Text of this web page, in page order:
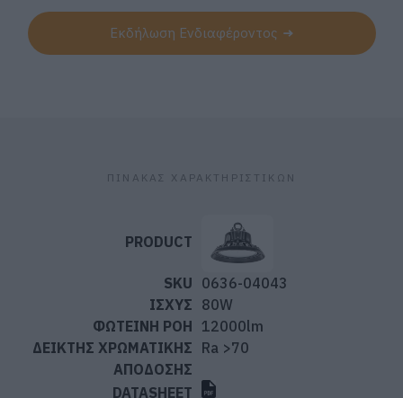
Εκδήλωση Ενδιαφέροντος
ΠΙΝΑΚΑΣ ΧΑΡΑΚΤΗΡΙΣΤΙΚΩΝ
0636-04043
80W
12000lm
Ra >70